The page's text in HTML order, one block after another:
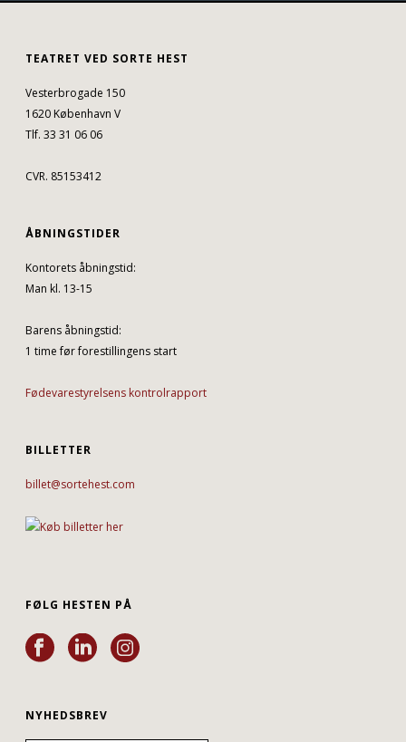
TEATRET VED SORTE HEST
Vesterbrogade 150
1620 København V
Tlf. 33 31 06 06
CVR. 85153412
ÅBNINGSTIDER
Kontorets åbningstid:
Man kl. 13-15
Barens åbningstid:
1 time før forestillingens start
Fødevarestyrelsens kontrolrapport
BILLETTER
billet@sortehest.com
FØLG HESTEN PÅ
NYHEDSBREV